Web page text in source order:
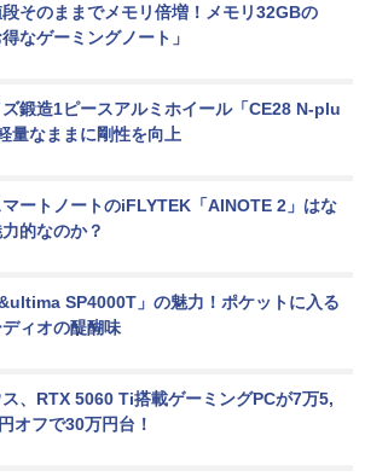
段そのままでメモリ倍増！メモリ32GBの
得なゲーミングノート」
ズ鍛造1ピースアルミホイール「CE28 N-plu
量なままに剛性を向上
ートノートのiFLYTEK「AINOTE 2」はな
的なのか？
SP4000T」の魅力！ポケットに入る
ィオの醍醐味
ス、RTX 5060 Ti搭載ゲーミングPCが7万5,
オフで30万円台！